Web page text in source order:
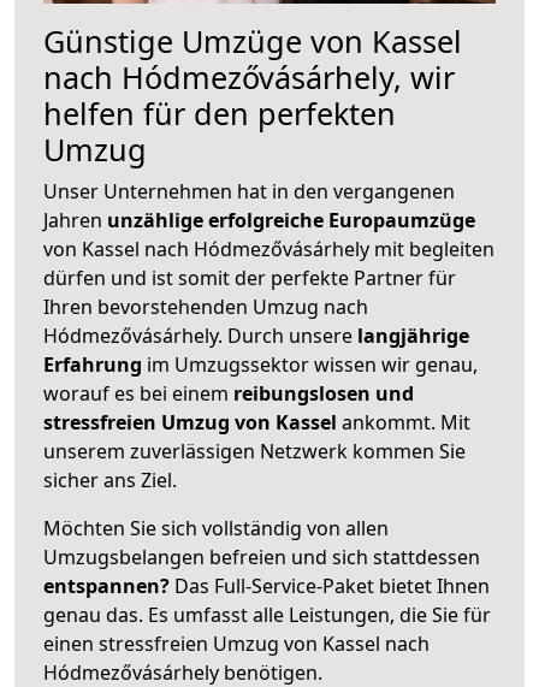
Günstige Umzüge von Kassel
nach Hódmezővásárhely, wir
helfen für den perfekten
Umzug
Unser Unternehmen hat in den vergangenen
Jahren unzählige erfolgreiche Europaumzüge
von Kassel nach Hódmezővásárhely mit begleiten
dürfen und ist somit der perfekte Partner für
Ihren bevorstehenden Umzug nach
Hódmezővásárhely. Durch unsere langjährige
Erfahrung im Umzugssektor wissen wir genau,
worauf es bei einem reibungslosen und
stressfreien Umzug von Kassel ankommt. Mit
unserem zuverlässigen Netzwerk kommen Sie
sicher ans Ziel.
Möchten Sie sich vollständig von allen
Umzugsbelangen befreien und sich stattdessen
entspannen? Das Full-Service-Paket bietet Ihnen
genau das. Es umfasst alle Leistungen, die Sie für
einen stressfreien Umzug von Kassel nach
Hódmezővásárhely benötigen.